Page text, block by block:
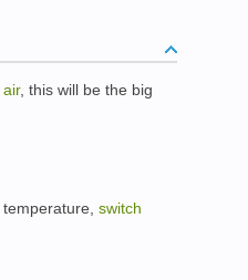
air, this will be the big
temperature switch